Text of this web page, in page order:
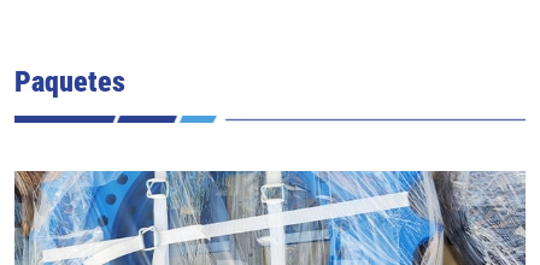
Paquetes